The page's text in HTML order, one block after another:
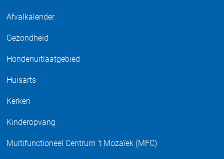
Afvalkalender
Gezondheid
Hondenuitlaatgebied
Huisarts
Kerken
Kinderopvang
Multifunctioneel Centrum 't Mozaïek (MFC)